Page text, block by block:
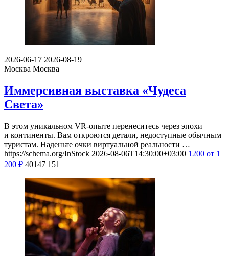
2026-06-17 2026-08-19
Москва Москва
Иммерсивная выставка «Чудеса
Света»
В этом уникальном VR-опыте перенеситесь через эпохи
и континенты. Вам откроются детали, недоступные обычным
туристам. Наденьте очки виртуальной реальности …
https://schema.org/InStock 2026-08-06T14:30:00+03:00 1200 от 1
200 ₽ 40147 151